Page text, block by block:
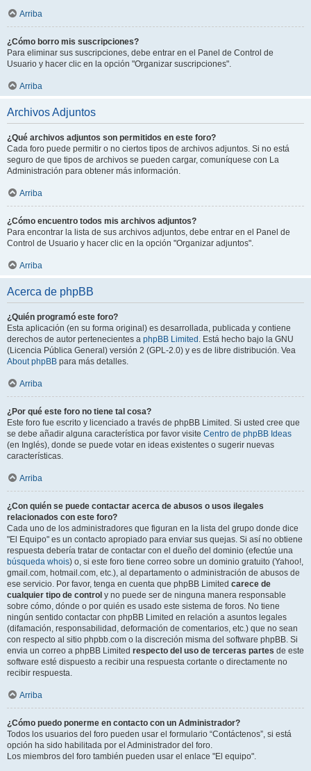
Arriba
¿Cómo borro mis suscripciones?
Para eliminar sus suscripciones, debe entrar en el Panel de Control de
Usuario y hacer clic en la opción "Organizar suscripciones".
Arriba
Archivos Adjuntos
¿Qué archivos adjuntos son permitidos en este foro?
Cada foro puede permitir o no ciertos tipos de archivos adjuntos. Si no está
seguro de que tipos de archivos se pueden cargar, comuníquese con La
Administración para obtener más información.
Arriba
¿Cómo encuentro todos mis archivos adjuntos?
Para encontrar la lista de sus archivos adjuntos, debe entrar en el Panel de
Control de Usuario y hacer clic en la opción "Organizar adjuntos".
Arriba
Acerca de phpBB
¿Quién programó este foro?
Esta aplicación (en su forma original) es desarrollada, publicada y contiene
derechos de autor pertenecientes a phpBB Limited . Está hecho bajo la GNU
(Licencia Pública General) versión 2 (GPL-2.0) y es de libre distribución. Vea
About phpBB para más detalles.
Arriba
¿Por qué este foro no tiene tal cosa?
Este foro fue escrito y licenciado a través de phpBB Limited. Si usted cree que
se debe añadir alguna característica por favor visite Centro de phpBB Ideas
(en Inglés), donde se puede votar en ideas existentes o sugerir nuevas
características.
Arriba
¿Con quién se puede contactar acerca de abusos o usos ilegales
relacionados con este foro?
Cada uno de los administradores que figuran en la lista del grupo donde dice
"El Equipo" es un contacto apropiado para enviar sus quejas. Si así no obtiene
respuesta debería tratar de contactar con el dueño del dominio (efectúe una
búsqueda whois) o, si este foro tiene correo sobre un dominio gratuito (Yahoo!,
gmail.com, hotmail.com, etc.), al departamento o administración de abusos de
ese servicio. Por favor, tenga en cuenta que phpBB Limited carece de
cualquier tipo de control y no puede ser de ninguna manera responsable
sobre cómo, dónde o por quién es usado este sistema de foros. No tiene
ningún sentido contactar con phpBB Limited en relación a asuntos legales
(difamación, responsabilidad, deformación de comentarios, etc.) que no sean
con respecto al sitio phpbb.com o la discreción misma del software phpBB. Si
envia un correo a phpBB Limited respecto del uso de terceras partes de este
software esté dispuesto a recibir una respuesta cortante o directamente no
recibir respuesta.
Arriba
¿Cómo puedo ponerme en contacto con un Administrador?
Todos los usuarios del foro pueden usar el formulario “Contáctenos”, si está
opción ha sido habilitada por el Administrador del foro.
Los miembros del foro también pueden usar el enlace "El equipo".